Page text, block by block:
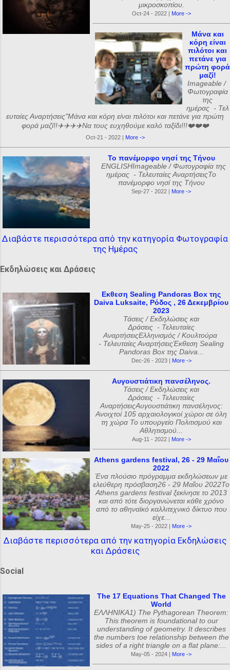
μικροσκοπίου.
Oct-24 - 2022 | More ->
Μάνα και
κόρη είναι
πιλότοι και
πετάνε για
πρώτη φορά
μαζί!
Imageable /
Φωτογραφία
της
ημέρας - Τελ
ευταίες Αναρτήσεις"Μάνα και κόρη είναι πιλότοι και πετάνε για πρώτη
φορά μαζί!!✈️✈️✈️✈️Να τους ευχηθούμε καλό ταξίδι!!!❤️❤️❤️
Oct-21 - 2022 | More ->
Το πανέμορφο νησί της Τήνου
ENGLISHImageable / Φωτογραφία της
ημέρας - Τελευταίες ΑναρτήσειςΤο
πανέμορφο νησί της Τήνου
Sep-27 - 2022 | More ->
Διαβάστε περισσότερα από την κατηγορία Φωτογραφία
της Ημέρας
Εκδηλώσεις και Δράσεις
Εκθεση Sealing Pandoras Box της
Daiva Luksaite, Ρόδος , 26 Δεκεμβρίου
2023
Τάσεις / Εκδηλώσεις και
Δράσεις - Τελευταίες
ΑναρτήσειςΕλληνισμός / Κουλτούρα
- Τελευταίες ΑναρτήσειςΈκθεση Sealing
Pandoras Box της Daiva...
Dec-26 - 2023 | More ->
Αυγουστιάτικη πανσέληνος.
Τάσεις / Εκδηλώσεις και
Δράσεις - Τελευταίες
ΑναρτήσειςΑυγουστιάτικη πανσέληνος:
Ανοιχτοί 105 αρχαιολογικοί χώροι σε όλη
τη χώρα Το υπουργείο Πολιτισμού και
Αθλητισμού...
Aug-11 - 2022 | More ->
Athens gardens festival, 26 - 29 Μαΐου
2022
Ένα πλούσιο πρόγραμμα εκδηλώσεων με
ελεύθερη πρόσβαση26 - 29 Μαΐου 2022Το
Athens gardens festival ξεκίνησε το 2013
και από τότε διοργανώνεται κάθε χρόνο
από το αθηναϊκό καλλιτεχνικό δίκτυο που
είχε...
May-25 - 2022 | More ->
Διαβάστε περισσότερα από την κατηγορία Εκδηλώσεις
και Δράσεις
Social
The 17 Equations That Changed The
World
ΕΛΛΗΝΙΚΑ1) The Pythagorean Theorem:
This theorem is foundational to our
understanding of geometry. It describes
the numbers toe relationship between the
sides of a right triangle on a flat plane:...
May-05 - 2024 | More ->